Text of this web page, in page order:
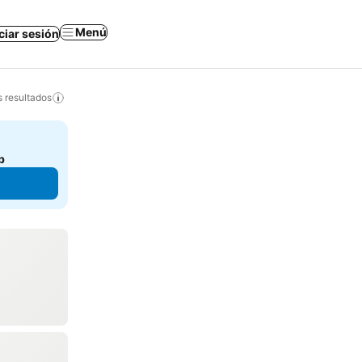
sesión Menú
resultados